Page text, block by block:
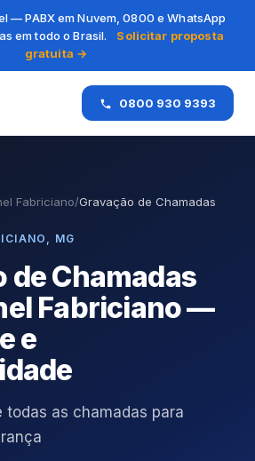
— PABX em Nuvem, 0800 e WhatsApp
em todo o Brasil.
Solicitar proposta
gratuita →
0800 930 9393
Fabriciano/Gravação de Chamadas
MG
de Chamadas
Fabriciano —
e
todas as chamadas para